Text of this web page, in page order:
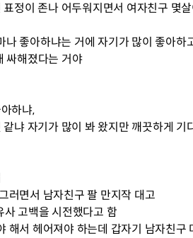
정이 존나 어두워지면서 여자친구 몇
좋아하냐는 거에 자기가 많이 좋아하
싸해졌다는 거야
하냐,
냐 자기가 많이 봐 왔지만 깨끗하게 기
러면서 남자친구 팔 만지작 대고
고백을 시전했다고 함
해서 헤어져야 하는데 갑자기 남자친구